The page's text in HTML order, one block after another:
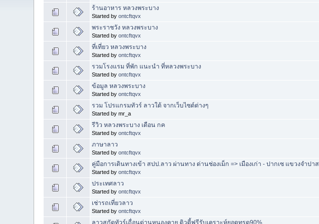
ร้านอาหาร หลวงพระบาง
Started byontcftqvx
พระราชวัง หลวงพระบาง
Started byontcftqvx
ที่เที่ยว หลวงพระบาง
Started byontcftqvx
รวมโรงแรม ที่พัก แนะนำ ที่หลวงพระบาง
Started byontcftqvx
ข้อมูล หลวงพระบาง
Started byontcftqvx
รวม โปรแกรมทัวร์ ลาวใต้ จากเว็บไซต์ต่างๆ
Started by mr_a
รีวิว หลวงพระบาง เดือน กค
Started byontcftqvx
ภาษาลาว
Started byontcftqvx
คู่มือการเดินทางเข้า สปป.ลาว ผ่านทาง ด่านช่องเม็ก => เมืองเก่า - ปากเซ แขวงจำปาส
Started byontcftqvx
ประเทศลาว
Started byontcftqvx
เช่ารถเที่ยวลาว
Started byontcftqvx
ลาวสกัดทัวร์เถื่อนด่านหนองคาย ดิวตี้ฟรีรับเคราะห์ยอดทรุด90%